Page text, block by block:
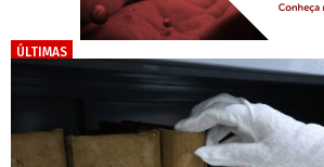
ÚLTIMAS